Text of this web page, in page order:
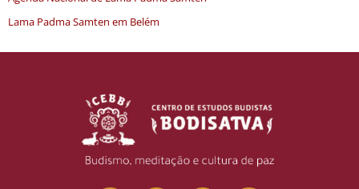
Lama Padma Samten em Belém